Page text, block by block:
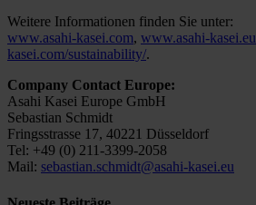
Weitere Informationen finden Sie unter:
www.asahi-kasei.com, www.asahi-kasei.eu
kasei.com/sustainability/.
Company Contact Europe:
Asahi Kasei Europe GmbH
Sebastian Schmidt
Fringsstrasse 17, 40221 Düsseldorf
Tel: +49 (0) 211-3399-2058
Mail: sebastian.schmidt@asahi-kasei.eu